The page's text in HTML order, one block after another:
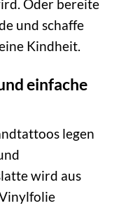
Oder bereite
und schaffe
Kindheit.
einfache
legen
wird aus